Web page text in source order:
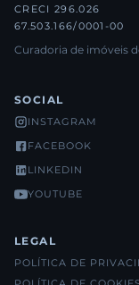
CRECI 296.026
67.503.166/0001-00
Curadoria de imóveis
SOCIAL
INSTAGRAM
FACEBOOK
LINKEDIN
YOUTUBE
LEGAL
POLÍTICA DE